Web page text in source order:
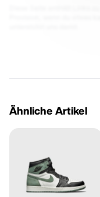
Ähnliche Artikel